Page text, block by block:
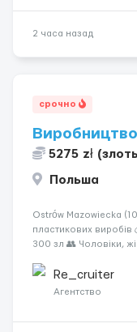
2 часа назад
срочно
5275 zł
Польша
Ostrów Mazowiecka
пластикових виробів
300 зл 👥 Чоловіки,
житло — 400 зл. 📦
Re_cruiter
Агентство